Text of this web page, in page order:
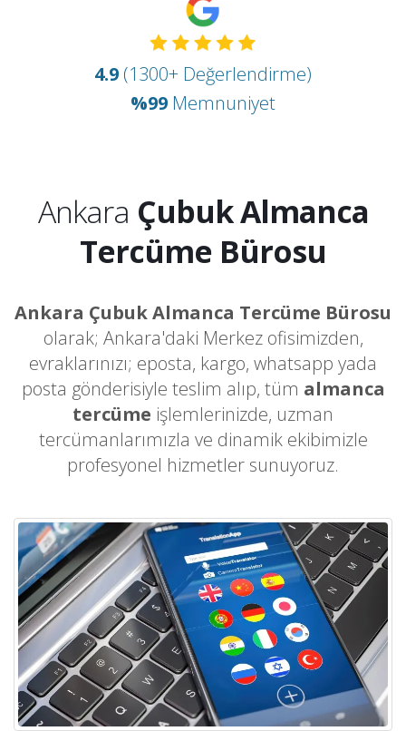
4.9 (1300+ Değerlendirme)
%99 Memnuniyet
Ankara Çubuk Almanca
Tercüme Bürosu
Ankara Çubuk Almanca Tercüme Bürosu
olarak; Ankara'daki Merkez ofisimizden,
evraklarınızı; eposta, kargo, whatsapp yada
posta gönderisiyle teslim alıp, tüm almanca
tercüme işlemlerinizde, uzman
tercümanlarımızla ve dinamik ekibimizle
profesyonel hizmetler sunuyoruz.